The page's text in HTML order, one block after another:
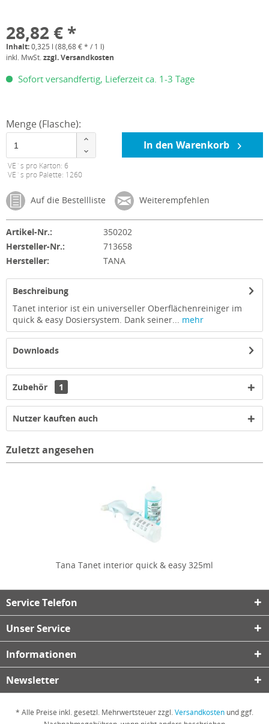
28,82 € *
Inhalt:0,325 l (88,68 € * / 1 l)
inkl. MwSt.zzgl. Versandkosten
Sofort versandfertig, Lieferzeit ca. 1-3 Tage
Menge (Flasche):
VE´s pro Karton: 6
VE´s pro Palette: 1260
In den Warenkorb
Auf die Bestellliste Weiterempfehlen
Artikel-Nr.:
350202
Hersteller-Nr.:
713658
Hersteller:
TANA
Beschreibung
Tanet interior ist ein universeller Oberflächenreiniger im
quick & easy Dosiersystem. Dank seiner... mehr
Downloads
Zubehör 1
Nutzer kauften auch
Zuletzt angesehen
Tana Tanet interior quick & easy 325ml
Service Telefon
Unser Service
Informationen
Newsletter
* Alle Preise inkl. gesetzl. Mehrwertsteuer zzgl.Versandkosten und ggf.